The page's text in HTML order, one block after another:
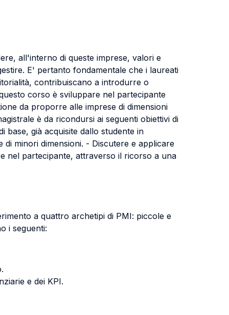
all'interno di queste imprese, valori e
E' pertanto fondamentale che i laureati
contribuiscano a introdurre o
corso è sviluppare nel partecipante
da proporre alle imprese di dimensioni
è da ricondursi ai seguenti obiettivi di
già acquisite dallo studente in
minori dimensioni. - Discutere e applicare
nel partecipante, attraverso il ricorso a una
a quattro archetipi di PMI: piccole e
i seguenti:
e dei KPI.